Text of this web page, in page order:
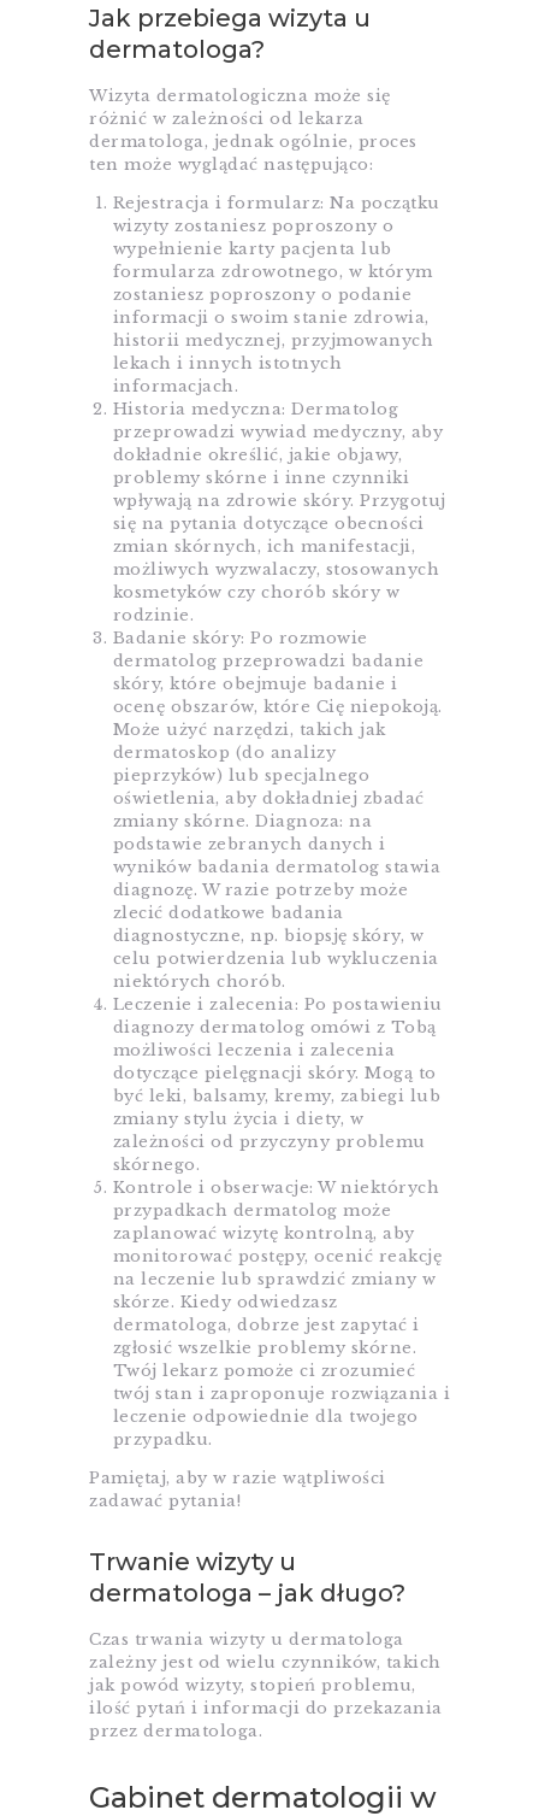
Jak przebiega wizyta u
dermatologa?
Wizyta dermatologiczna może się
różnić w zależności od lekarza
dermatologa, jednak ogólnie, proces
ten może wyglądać następująco:
Rejestracja i formularz: Na początku
wizyty zostaniesz poproszony o
wypełnienie karty pacjenta lub
formularza zdrowotnego, w którym
zostaniesz poproszony o podanie
informacji o swoim stanie zdrowia,
historii medycznej, przyjmowanych
lekach i innych istotnych
informacjach.
Historia medyczna: Dermatolog
przeprowadzi wywiad medyczny, aby
dokładnie określić, jakie objawy,
problemy skórne i inne czynniki
wpływają na zdrowie skóry. Przygotuj
się na pytania dotyczące obecności
zmian skórnych, ich manifestacji,
możliwych wyzwalaczy, stosowanych
kosmetyków czy chorób skóry w
rodzinie.
Badanie skóry: Po rozmowie
dermatolog przeprowadzi badanie
skóry, które obejmuje badanie i
ocenę obszarów, które Cię niepokoją.
Może użyć narzędzi, takich jak
dermatoskop (do analizy
pieprzyków) lub specjalnego
oświetlenia, aby dokładniej zbadać
zmiany skórne. Diagnoza: na
podstawie zebranych danych i
wyników badania dermatolog stawia
diagnozę. W razie potrzeby może
zlecić dodatkowe badania
diagnostyczne, np. biopsję skóry, w
celu potwierdzenia lub wykluczenia
niektórych chorób.
Leczenie i zalecenia: Po postawieniu
diagnozy dermatolog omówi z Tobą
możliwości leczenia i zalecenia
dotyczące pielęgnacji skóry. Mogą to
być leki, balsamy, kremy, zabiegi lub
zmiany stylu życia i diety, w
zależności od przyczyny problemu
skórnego.
Kontrole i obserwacje: W niektórych
przypadkach dermatolog może
zaplanować wizytę kontrolną, aby
monitorować postępy, ocenić reakcję
na leczenie lub sprawdzić zmiany w
skórze. Kiedy odwiedzasz
dermatologa, dobrze jest zapytać i
zgłosić wszelkie problemy skórne.
Twój lekarz pomoże ci zrozumieć
twój stan i zaproponuje rozwiązania i
leczenie odpowiednie dla twojego
przypadku.
Pamiętaj, aby w razie wątpliwości
zadawać pytania!
Trwanie wizyty u
dermatologa – jak długo?
Czas trwania wizyty u dermatologa
zależny jest od wielu czynników, takich
jak powód wizyty, stopień problemu,
ilość pytań i informacji do przekazania
przez dermatologa.
Gabinet dermatologii w